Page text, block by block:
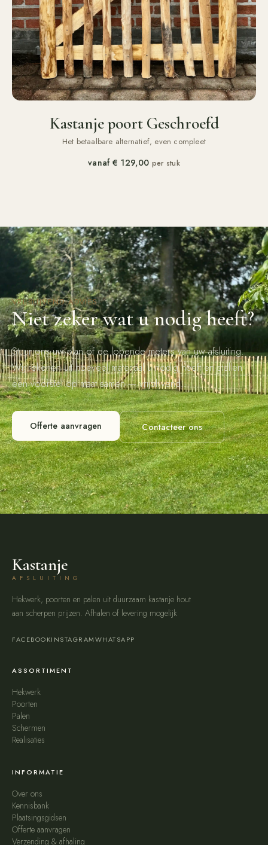
Kastanje poort Geschroefd
Het betaalbare alternatief, even compleet
vanaf € 129,00 per stuk
VRIJBLIJVEND ADVIES
Niet zeker wat u nodig heeft?
Stuur ons uw plan of de lopende meters van uw afsluiting.
Wij rekenen uit hoeveel materiaal u nodig heeft en stellen
een voorstel op maat samen — vrijblijvend.
Offerte aanvragen Contacteer ons
Kastanje
AFSLUITING
Hekwerk, poorten en palen uit duurzaam kastanje hout
aan scherpen prijzen. Afhalen of levering mogelijk
FACEBOOKINSTAGRAMWHATSAPP
ASSORTIMENT
Hekwerk
Poorten
Palen
Schermen
Realisaties
INFORMATIE
Over ons
Kennisbank
Plaatsingsgidsen
Offerte aanvragen
Verzending & afhaling